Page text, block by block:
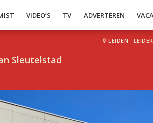
VIDEO’S TV ADVERTEREN
Sleutelstad
LEIDEN ·